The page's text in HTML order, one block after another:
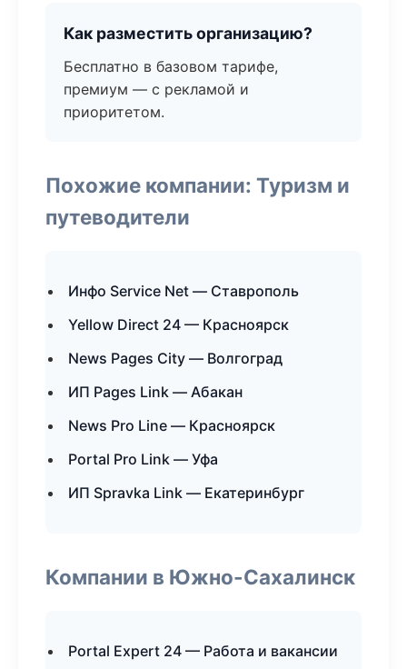
Как разместить организацию?
Бесплатно в базовом тарифе,
премиум — с рекламой и
приоритетом.
Похожие компании: Туризм и
путеводители
Инфо Service Net — Ставрополь
Yellow Direct 24 — Красноярск
News Pages City — Волгоград
ИП Pages Link — Абакан
News Pro Line — Красноярск
Portal Pro Link — Уфа
ИП Spravka Link — Екатеринбург
Компании в Южно-Сахалинск
Portal Expert 24 — Работа и вакансии